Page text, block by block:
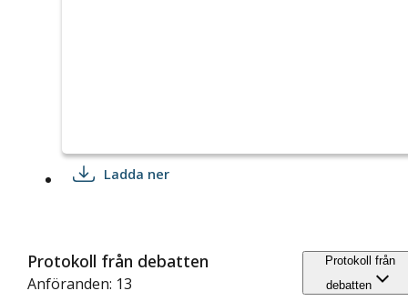
Ladda ner
Protokoll från debatten
Anföranden: 13
Protokoll från
debatten